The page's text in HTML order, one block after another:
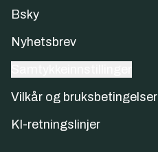
Bsky
Nyhetsbrev
Vilkår og bruksbetingelser
KI-retningslinjer